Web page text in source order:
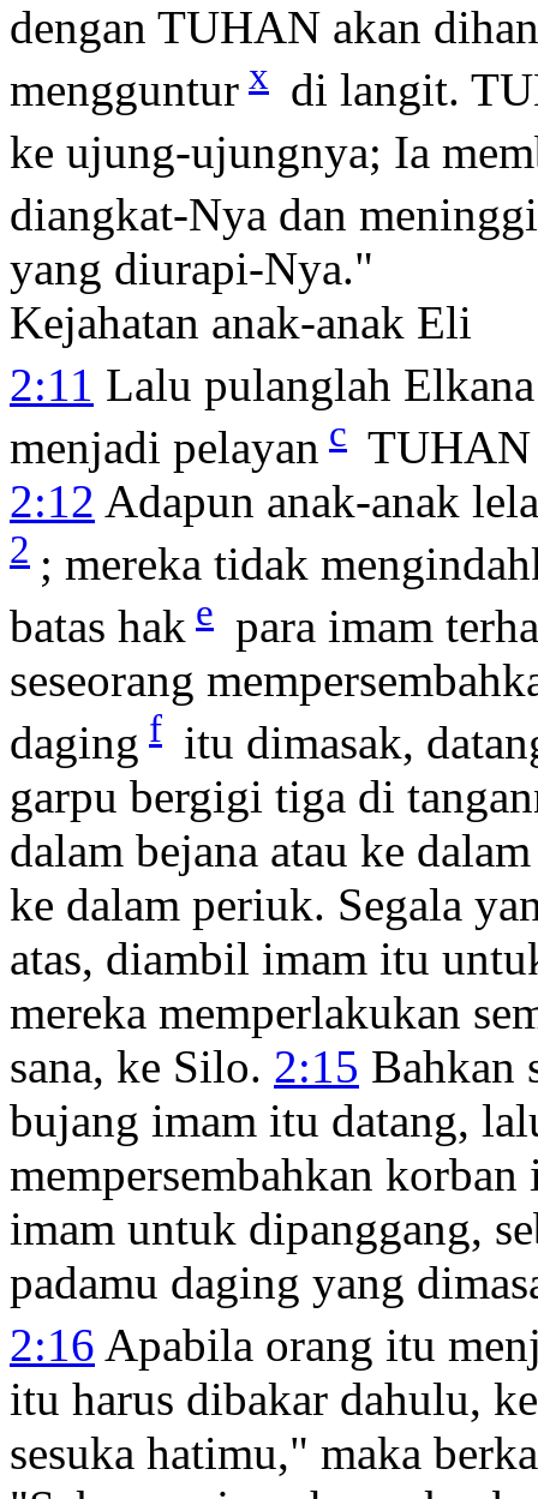
dengan TUHAN akan
mengguntur x di langit.
ke ujung-ujungnya; Ia
diangkat-Nya dan
yang diurapi-Nya."
Kejahatan anak-anak Eli
2:11 Lalu pulanglah
menjadi pelayan c TUHAN
2:12 Adapun anak-anak
2 ; mereka tidak
batas hak e para imam
seseorang
daging f itu dimasak,
garpu bergigi tiga di
dalam bejana atau ke
ke dalam periuk. Segala
atas, diambil imam itu
mereka memperlakukan
sana, ke Silo. 2:15 Bahkan
bujang imam itu datang,
mempersembahkan
imam untuk dipanggang,
padamu daging yang
2:16 Apabila orang itu
itu harus dibakar dahulu,
sesuka hatimu," maka